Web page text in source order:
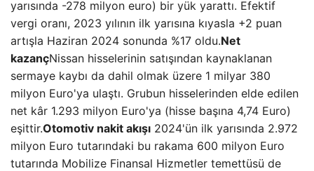
yarısında -278 milyon euro) bir yük yarattı. Efektif
vergi oranı, 2023 yılının ilk yarısına kıyasla +2 puan
artışla Haziran 2024 sonunda %17 oldu.Net
kazançNissan hisselerinin satışından kaynaklanan
sermaye kaybı da dahil olmak üzere 1 milyar 380
milyon Euro'ya ulaştı. Grubun hisselerinden elde edilen
net kâr 1.293 milyon Euro'ya (hisse başına 4,74 Euro)
eşittir.Otomotiv nakit akışı 2024'ün ilk yarısında 2.972
milyon Euro tutarındaki bu rakama 600 milyon Euro
tutarında Mobilize Finansal Hizmetler temettüsü de